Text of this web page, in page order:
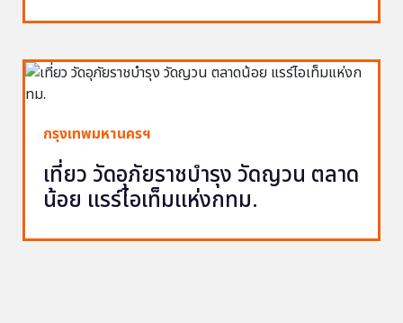
กรุงเทพมหานครฯ
เที่ยว วัดอุภัยราชบำรุง วัดญวน ตลาด
น้อย แรร์ไอเท็มแห่งกทม.